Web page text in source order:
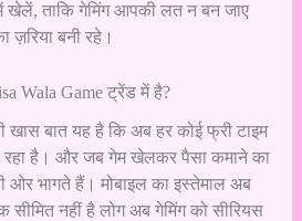
खेलें, ताकि गेमिंग आपकी लत न बन जाए
बनी रहे।
Wala Game ट्रेंड में है?
बात यह है कि अब हर कोई फ्री टाइम
रहा है। और जब गेम खेलकर पैसा कमाने का
ओर भागते हैं। मोबाइल का इस्तेमाल अब
सीमित नहीं है लोग अब गेमिंग को सीरियस